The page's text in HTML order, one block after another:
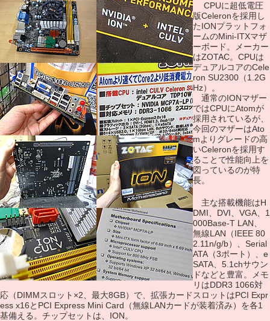
CPUに超低電圧
版Celeronを採用し
たIONプラットフォ
ームのMini-ITXマザ
ーボード。メーカー
はZOTAC。CPUは
デュアルコアのCele
ron SU2300（1.2G
Hz）。
通常のIONマザー
ではCPUにAtomが
採用されているが、
今回のマザーはAto
mよりグレードの高
いCeleronを採用す
ることで性能向上を
図っているのが特
長。
主な搭載機能はH
DMI、DVI、VGA、1
000Base-T LAN、
無線LAN（IEEE 80
2.11n/g/b）、Serial
ATA（3ポート）、e
SATA、5.1chサウン
ドなどと豊富。メモ
リはDDR3 1066対
応（DIMMスロット×2、最大8GB）で、拡張カードスロットはPCI Expr
ess x16とPCI Express Mini Card（無線LANカードが装着済み）を各1
基備える。チップセットは、ION。